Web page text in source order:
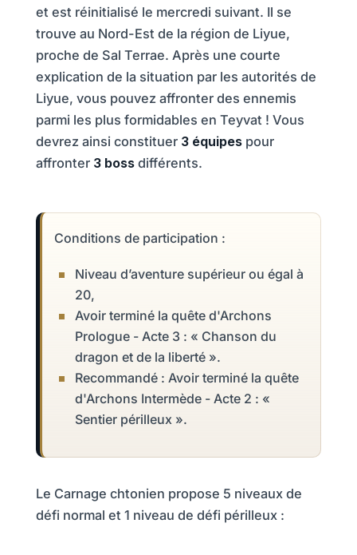
et est réinitialisé le mercredi suivant. Il se
trouve au Nord-Est de la région de Liyue,
proche de Sal Terrae. Après une courte
explication de la situation par les autorités de
Liyue, vous pouvez affronter des ennemis
parmi les plus formidables en Teyvat ! Vous
devrez ainsi constituer 3 équipespour
affronter 3 bossdifférents.
Conditions de participation :
Niveau d’aventure supérieur ou égal à
20,
Avoir terminé la quête d'Archons
Prologue - Acte 3 : « Chanson du
dragon et de la liberté».
Recommandé : Avoir terminé la quête
d'Archons Intermède - Acte 2 : «
Sentier périlleux ».
Le Carnage chtonien propose 5 niveaux de
défi normal et 1 niveau de défi périlleux :